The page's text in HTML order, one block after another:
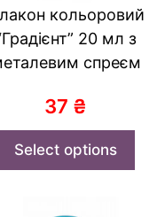
кольоровий
20 мл з
спреєм
37 ₴
Select options